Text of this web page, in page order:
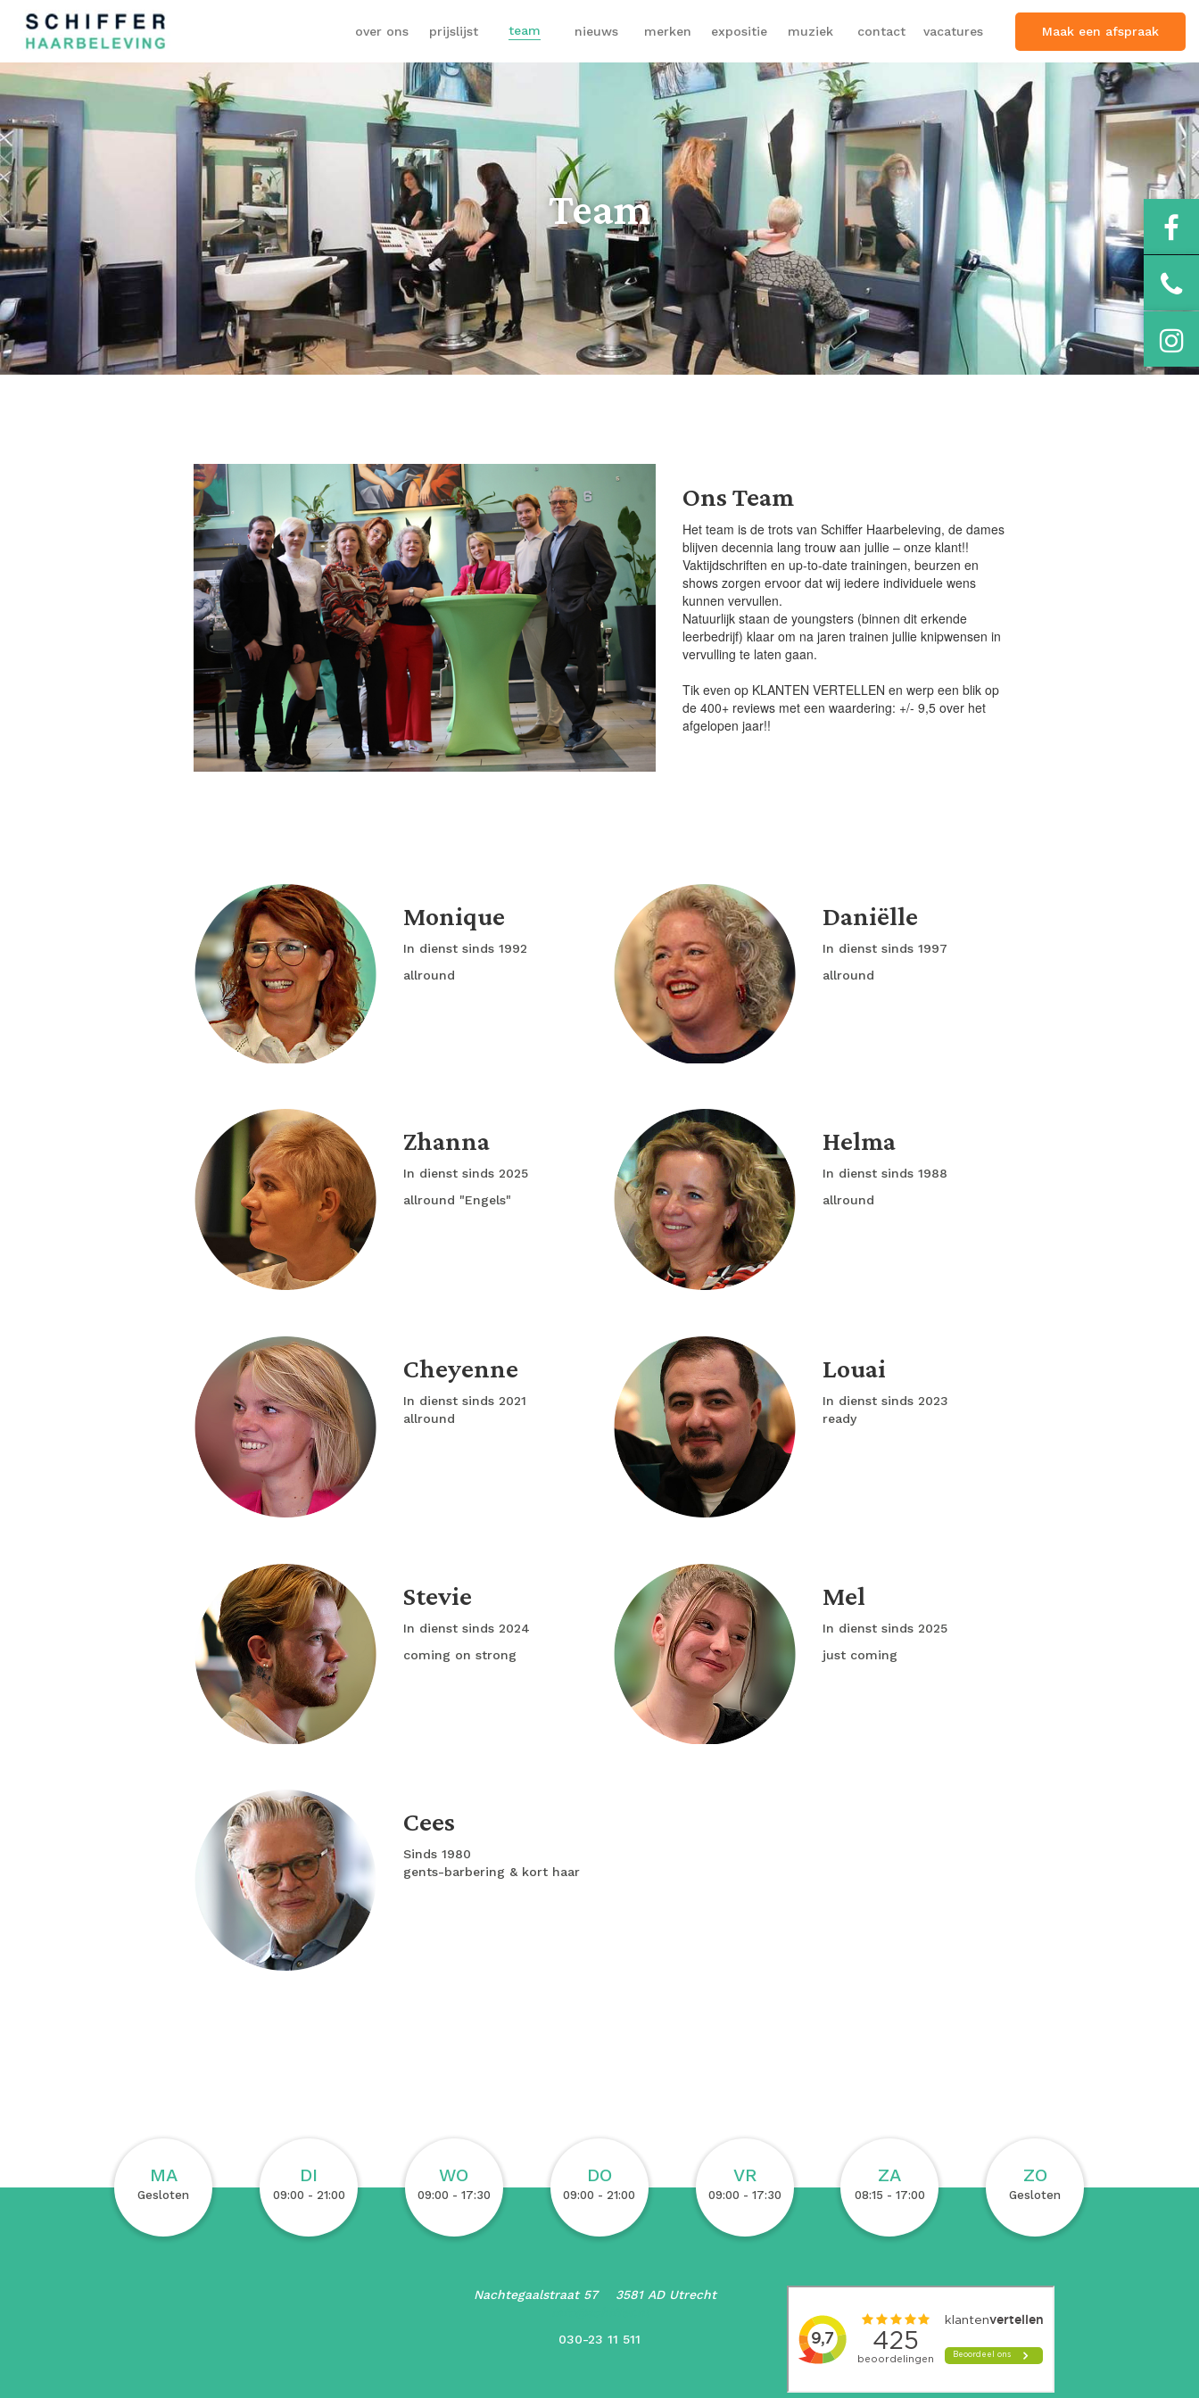
Maak een afspraak
over ons prijslijst team nieuws merken expositie muziek contact vacatures
Team
Ons Team
Het team is de trots van Schiffer Haarbeleving, de dames
blijven decennia lang trouw aan jullie – onze klant!!
Vaktijdschriften en up-to-date trainingen, beurzen en
shows zorgen ervoor dat wij iedere individuele wens
kunnen vervullen.
Natuurlijk staan de youngsters (binnen dit erkende
leerbedrijf) klaar om na jaren trainen jullie knipwensen in
vervulling te laten gaan.
Tik even op KLANTEN VERTELLEN en werp een blik op
de 400+ reviews met een waardering: +/- 9,5 over het
afgelopen jaar!!
Monique
In dienst sinds 1992
allround
Daniëlle
In dienst sinds 1997
allround
Zhanna
In dienst sinds 2025
allround "Engels"
Helma
In dienst sinds 1988
allround
Cheyenne
In dienst sinds 2021
allround
Louai
In dienst sinds 2023
ready
Stevie
In dienst sinds 2024
coming on strong
Mel
In dienst sinds 2025
just coming
Cees
Sinds 1980
gents-barbering & kort haar
MA
Gesloten
DI
09:00 - 21:00
WO
09:00 - 17:30
DO
09:00 - 21:00
VR
09:00 - 17:30
ZA
08:15 - 17:00
ZO
Gesloten
Nachtegaalstraat 57 3581 AD Utrecht
030-23 11 511